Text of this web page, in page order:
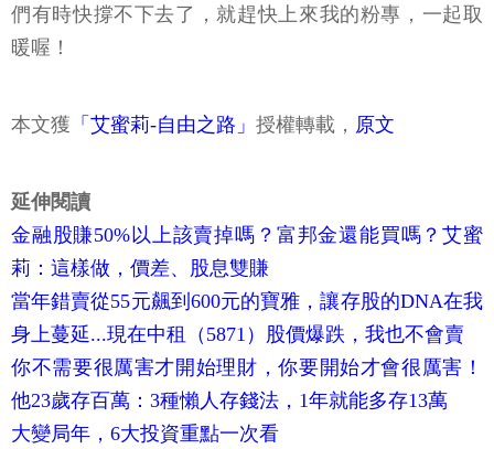
們有時快撐不下去了，就趕快上來我的粉專，一起取
暖喔！
本文獲 「艾蜜莉-自由之路」 授權轉載， 原文
延伸閱讀
金融股賺50%以上該賣掉嗎？富邦金還能買嗎？艾蜜
莉：這樣做，價差、股息雙賺
當年錯賣從55元飆到600元的寶雅，讓存股的DNA在我
身上蔓延...現在中租（5871）股價爆跌，我也不會賣
你不需要很厲害才開始理財，你要開始才會很厲害！
他23歲存百萬：3種懶人存錢法，1年就能多存13萬
大變局年，6大投資重點一次看